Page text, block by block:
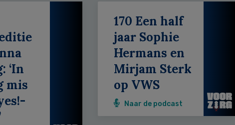
‘In
mis
170 Een half
jaar Sophie
Hermans en
Mirjam Sterk
op VWS
Naar de podcast